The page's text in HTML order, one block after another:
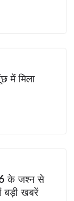
में मिला
के जश्न से
बड़ी खबरें